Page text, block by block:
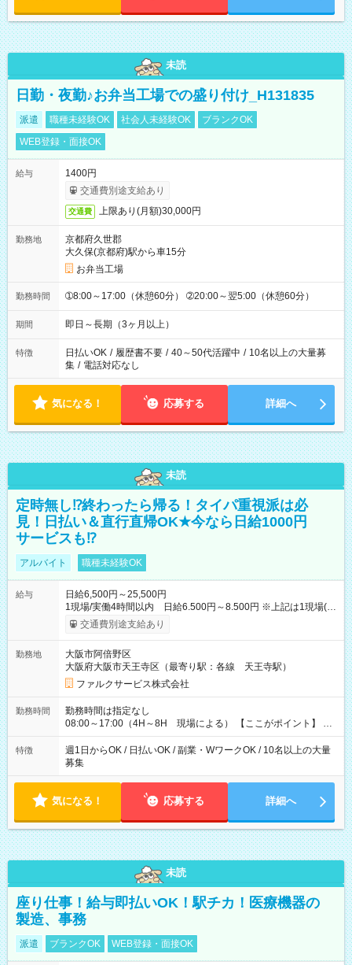
未読
日勤・夜勤♪お弁当工場での盛り付け_H131835
派遣 職種未経験OK 社会人未経験OK
ブランクOK
WEB登録・面接OK
給与
1400円
交通費別途支給あり
交通費 上限あり(月額)30,000円
勤務地
京都府久世郡
大久保(京都府)駅から車15分
お弁当工場
勤務時間 ➀8:00～17:00（休憩60分） ➁20:00～翌5:00（休憩60分）
期間 即日～長期（3ヶ月以上）
特徴 日払いOK / 履歴書不要 / 40～50代活躍中 / 10名以上の大量募
集 / 電話対応なし
気になる！ 応募する 詳細へ
未読
定時無し⁉終わったら帰る！タイパ重視派は必
見！日払い＆直行直帰OK★今なら日給1000円
サービスも⁉
アルバイト 職種未経験OK
給与
日給6,500円～25,500円
1現場/実働4時間以内 日給6.500円～8.500円 ※上記は1現場(実
働4時間以内)あたりの給与です ※基本は1日あたり2現場(実働8
時間以内)をお任せします。その場合の支給額は日給1,3000円で
～」ですが、今なら初出勤をした人は採用祝いで【日給+1.000
円】のボーナスが！★（その他待遇に変更ありません） 現場に
よっては早く終わることもあり！ その場合も給与金額は変わり
ません！ ≪給与例≫ ・週1日勤務 ㈪～㈮は本業のため㈯のみ
1現場/6.500×2現場＝日給13.000円×4日 ＝月給52.000円 ・週6
日でレギュラー勤務(勤続1年) 1現場/7.200×2現場＝日給14.400
る」などをして月に40万以上を稼ぐ人も☆ ◆支払い方法：日払
い・週払い・月3回払いが選択可能 【試用期間】試用期間なし
交通費別途支給あり
勤務地
大阪市阿倍野区
大阪府大阪市天王寺区（最寄り駅：各線 天王寺駅）
ファルクサービス株式会社
勤務時間
勤務時間は指定なし
08:00～17:00（4H～8H 現場による） 【ここがポイント】 ◆
給与の日給保障あり！ 「4時間の現場」が「1時間」で終わった
時も給料変わらず！ 「4時間の現場」のお給料をお支払いします
♪ 1日にたくさんの現場をこなせば、高収入を実現可能！
特徴
週1日からOK / 日払いOK / 副業・WワークOK / 10名以上の大量
募集
気になる！ 応募する 詳細へ
未読
座り仕事！給与即払いOK！駅チカ！医療機器の
製造、事務
派遣 ブランクOK WEB登録・面接OK